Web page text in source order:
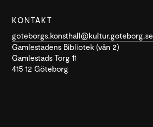
KONTAKT
goteborgs.konsthall@kultur.goteborg.se
Gamlestadens Bibliotek (vån 2)
Gamlestads Torg 11
415 12 Göteborg